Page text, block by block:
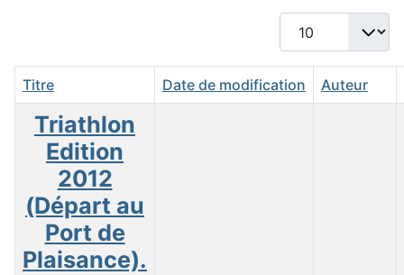
Afficher #
Titre Date de modification Auteur
Triathlon
Edition
2012
(Départ au
Port de
Plaisance).